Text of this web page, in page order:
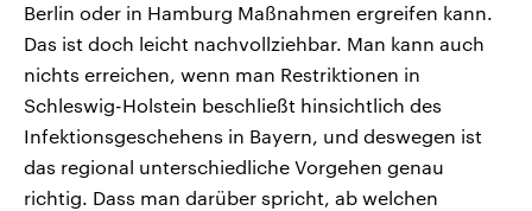
Berlin oder in Hamburg Maßnahmen ergreifen kann.
Das ist doch leicht nachvollziehbar. Man kann auch
nichts erreichen, wenn man Restriktionen in
Schleswig-Holstein beschließt hinsichtlich des
Infektionsgeschehens in Bayern, und deswegen ist
das regional unterschiedliche Vorgehen genau
richtig. Dass man darüber spricht, ab welchen